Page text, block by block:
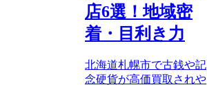
店6選！地域密
着・目利き力
北海道札幌市で古銭や記
念硬貨が高価買取されや